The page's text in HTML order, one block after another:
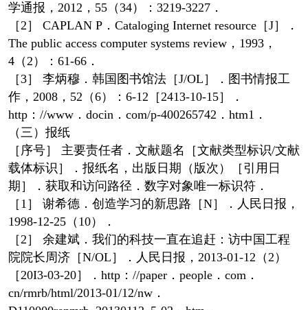
学通报，2012，55（34）：3219-3227．
［2］ CAPLAN P．Cataloging Internet resource［J］．
The public access computer systems review，1993，
4（2）：61-66．
［3］ 李炳穆．韩国图书馆法［J/OL］．图书情报工
作，2008，52（6）：6-12［2413-10-15］．
http：//www．docin．com/p-400265742．htm1．
（三）报纸
［序号］ 主要责任者．文献题名［文献类型标识/文献
载体标识］．报纸名，出版日期（版次）［引用日
期］．获取和访问路径．数字对象唯一标识符．
［1］ 谢希德．创造学习的新思路［N］．人民日报，
1998-12-25（10）．
［2］ 余建斌．我们的科技一直在追赶：访中国工程
院院长周济［N/OL］．人民日报，2013-01-12（2）
［20I3-03-20］．http：//paper．people．com．
cn/rmrb/html/2013-01/12/nw．